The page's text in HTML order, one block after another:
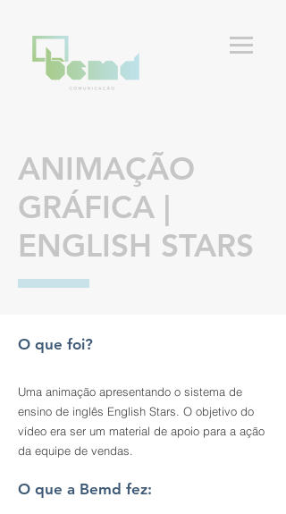
ANIMAÇÃO
GRÁFICA |
ENGLISH STARS
O que foi?
Uma animação apresentando o sistema de
ensino de inglês English Stars. O objetivo do
vídeo era ser um material de apoio para a ação
da equipe de vendas.
O que a Bemd fez: